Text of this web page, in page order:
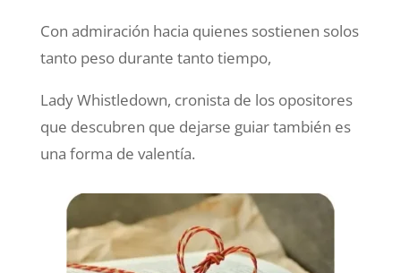
Con admiración hacia quienes sostienen solos
tanto peso durante tanto tiempo,
Lady Whistledown, cronista de los opositores
que descubren que dejarse guiar también es
una forma de valentía.